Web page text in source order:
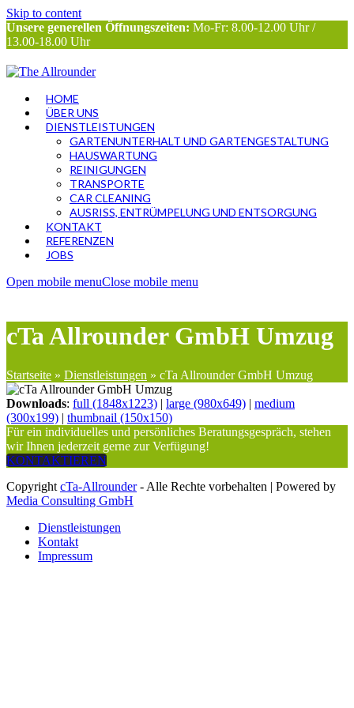
Skip to content
Unsere generellen Öffnungszeiten: Mo-Fr: 8.00-12.00 Uhr /
13.00-18.00 Uhr
HOME
ÜBER UNS
DIENSTLEISTUNGEN
GARTENUNTERHALT UND GARTENGESTALTUNG
HAUSWARTUNG
REINIGUNGEN
TRANSPORTE
CAR CLEANING
AUSRISS, ENTRÜMPELUNG UND ENTSORGUNG
KONTAKT
REFERENZEN
JOBS
Open mobile menuClose mobile menu
cTa Allrounder GmbH Umzug
Startseite » Dienstleistungen » cTa Allrounder GmbH Umzug
Downloads: full (1848x1223) | large (980x649) | medium
(300x199) | thumbnail (150x150)
Für ein individuelles und persönliches Beratungsgespräch, stehen
wir Ihnen jederzeit gerne zur Verfügung!
KONTAKTIEREN
Copyright cTa-Allrounder- Alle Rechte vorbehalten | Powered by
Media Consulting GmbH
Dienstleistungen
Kontakt
Impressum